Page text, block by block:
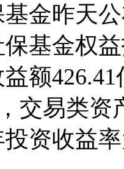
金昨天
基金权
额
交易类资
资收益